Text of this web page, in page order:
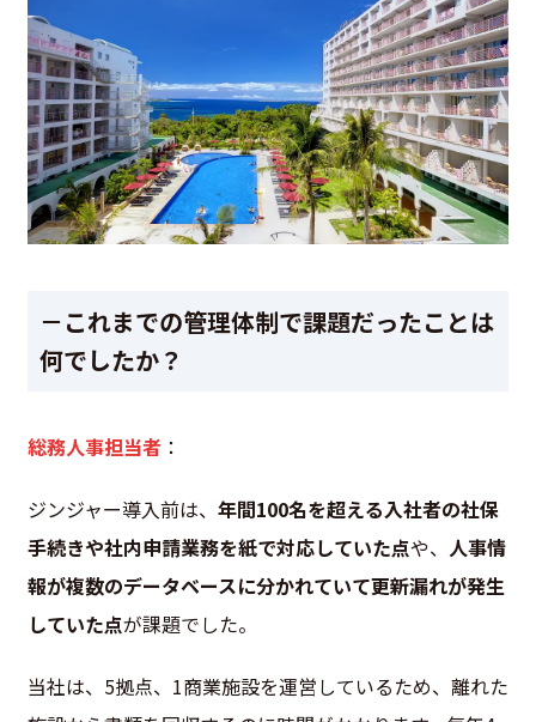
－これまでの管理体制で課題だったことは
何でしたか？
総務人事担当者 ：
ジンジャー導入前は、 年間100名を超える入社者の社保
手続きや社内申請業務を紙で対応していた点や、 人事情
報が複数のデータベースに分かれていて更新漏れが発生
していた点が課題でした。
当社は、5拠点、1商業施設を運営しているため、離れた